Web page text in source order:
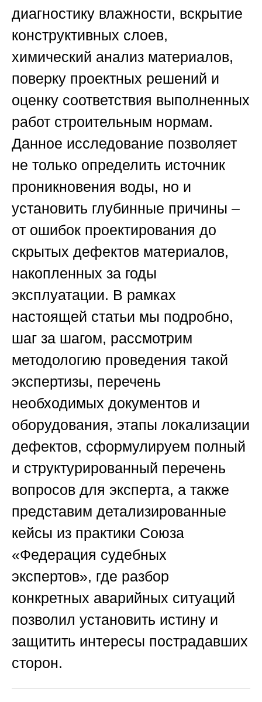
диагностику влажности, вскрытие
конструктивных слоев,
химический анализ материалов,
поверку проектных решений и
оценку соответствия выполненных
работ строительным нормам.
Данное исследование позволяет
не только определить источник
проникновения воды, но и
установить глубинные причины –
от ошибок проектирования до
скрытых дефектов материалов,
накопленных за годы
эксплуатации. В рамках
настоящей статьи мы подробно,
шаг за шагом, рассмотрим
методологию проведения такой
экспертизы, перечень
необходимых документов и
оборудования, этапы локализации
дефектов, сформулируем полный
и структурированный перечень
вопросов для эксперта, а также
представим детализированные
кейсы из практики Союза
«Федерация судебных
экспертов», где разбор
конкретных аварийных ситуаций
позволил установить истину и
защитить интересы пострадавших
сторон.